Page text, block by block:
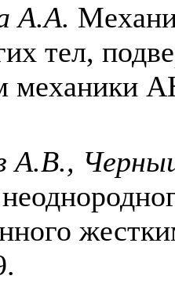
А.А.
тел,
А.В.,